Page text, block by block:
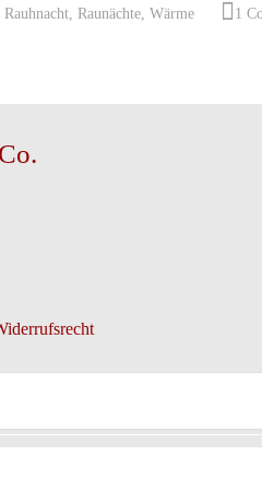
Rauhnacht, Raunächte, Wärme 1